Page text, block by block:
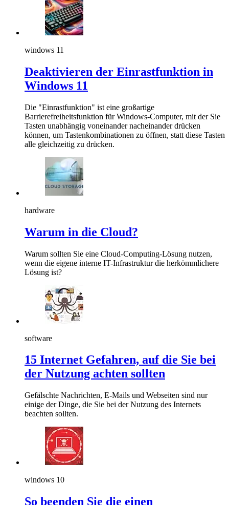
windows 11
Deaktivieren der Einrastfunktion in
Windows 11
Die "Einrastfunktion" ist eine großartige
Barrierefreiheitsfunktion für Windows-Computer, mit der Sie
Tasten unabhängig voneinander nacheinander drücken
können, um Tastenkombinationen zu öffnen, statt diese Tasten
alle gleichzeitig zu drücken.
hardware
Warum in die Cloud?
Warum sollten Sie eine Cloud-Computing-Lösung nutzen,
wenn die eigene interne IT-Infrastruktur die herkömmlichere
Lösung ist?
software
15 Internet Gefahren, auf die Sie bei
der Nutzung achten sollten
Gefälschte Nachrichten, E-Mails und Webseiten sind nur
einige der Dinge, die Sie bei der Nutzung des Internets
beachten sollten.
windows 10
So beenden Sie die einen